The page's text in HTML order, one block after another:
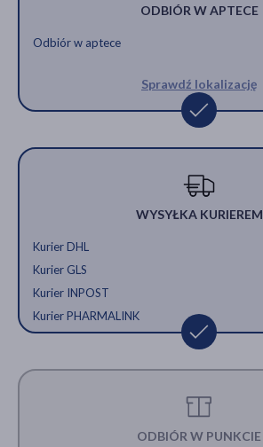
ODBIÓR W APTECE
Odbiór w aptece
Sprawdź lokalizację
WYSYŁKA KURIEREM
Kurier DHL
Kurier GLS
Kurier INPOST
Kurier PHARMALINK
ODBIÓR W PUNKCIE